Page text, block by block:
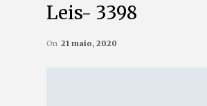
Leis- 3398
On 21 maio, 2020